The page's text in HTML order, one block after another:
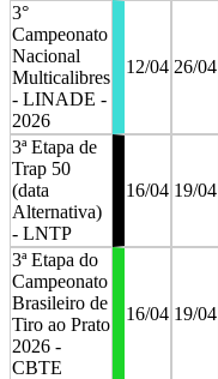
3°
Campeonato
Nacional
Multicalibres
- LINADE -
2026
12/04 26/04
3ª Etapa de
Trap 50
(data
Alternativa)
- LNTP
16/04 19/04
3ª Etapa do
Campeonato
Brasileiro de
Tiro ao Prato
2026 -
CBTE
16/04 19/04